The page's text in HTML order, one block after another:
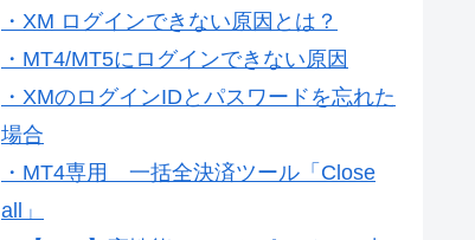
・XM ログインできない原因とは？
・MT4/MT5にログインできない原因
・XMのログインIDとパスワードを忘れた
場合
・MT4専用 一括全決済ツール「Close
all」